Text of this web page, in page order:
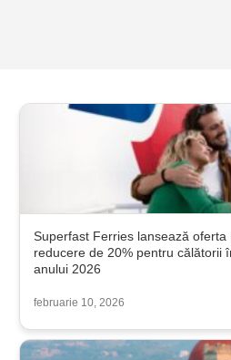
Superfast Ferries lansează oferta
reducere de 20% pentru călătorii
anului 2026
februarie 10, 2026